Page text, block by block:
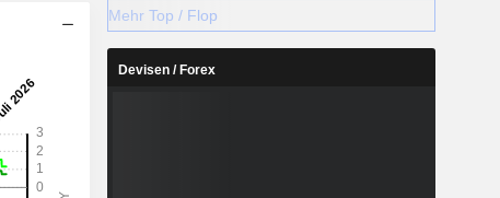
Mehr Top / Flop
Devisen / Forex